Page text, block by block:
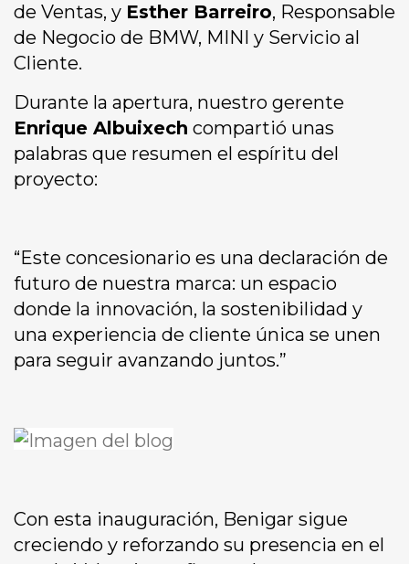
de Ventas, y Esther Barreiro, Responsable
de Negocio de BMW, MINI y Servicio al
Cliente.
Durante la apertura, nuestro gerente
Enrique Albuixech compartió unas
palabras que resumen el espíritu del
proyecto:
“Este concesionario es una declaración de
futuro de nuestra marca: un espacio
donde la innovación, la sostenibilidad y
una experiencia de cliente única se unen
para seguir avanzando juntos.”
Con esta inauguración, Benigar sigue
creciendo y reforzando su presencia en el